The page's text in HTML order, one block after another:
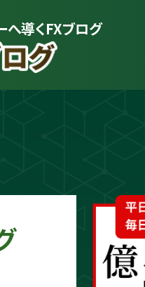
へ導くFXブログ
売せず、YouTube＆書籍で
をします📺